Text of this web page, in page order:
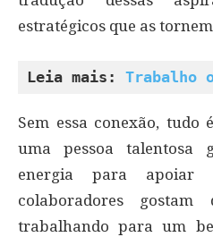
estratégicos que as
Leia mais: Trabalho
Sem essa conexão, tudo
uma pessoa talentosa
energia para apoiar
colaboradores
trabalhando para um